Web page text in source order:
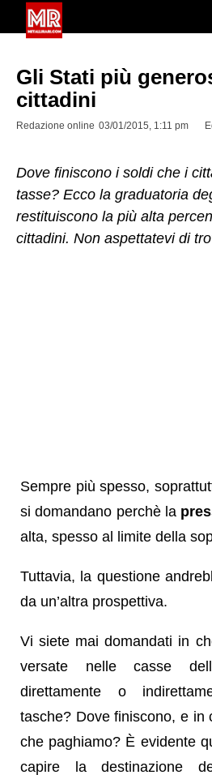
Gli Stati più
cittadini
Redazione online 03/01/2015, 1:11 pm
Dove finiscono i soldi che i
tasse? Ecco la graduatoria
restituiscono la più alta
cittadini. Non aspettatevi di
Sempre più spesso,
si domandano perchè la
alta, spesso al limite della
Tuttavia, la questione
da un’altra prospettiva.
Vi siete mai domandati in
versate nelle casse
direttamente o
tasche? Dove finiscono, e in
che paghiamo? È evidente
capire la destinazione